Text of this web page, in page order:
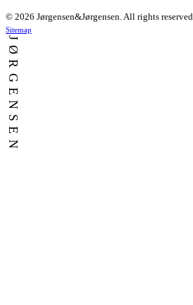
© 2026 Jørgensen&Jørgensen. All rights reserved.
Sitemap
JØRGENSEN